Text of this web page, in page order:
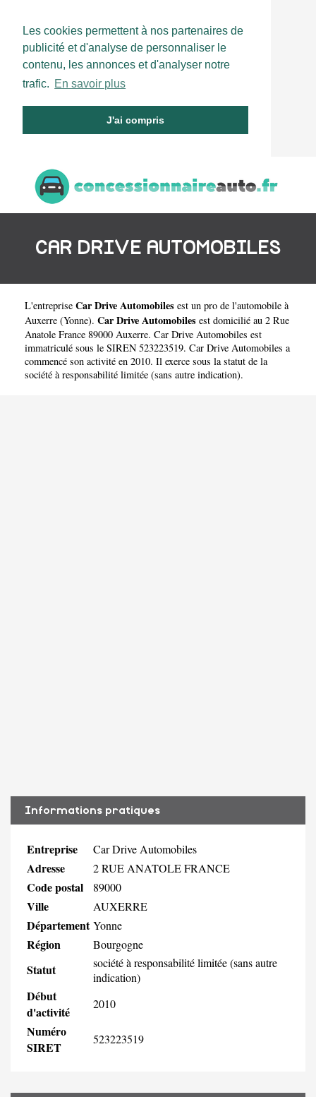
Les cookies permettent à nos partenaires de
publicité et d'analyse de personnaliser le
contenu, les annonces et d'analyser notre
trafic. En savoir plus
J'ai compris
CAR DRIVE AUTOMOBILES
L'entreprise Car Drive Automobiles est un pro de l'automobile à
Auxerre (Yonne). Car Drive Automobiles est domicilié au 2 Rue
Anatole France 89000 Auxerre. Car Drive Automobiles est
immatriculé sous le SIREN 523223519. Car Drive Automobiles a
commencé son activité en 2010. Il exerce sous la statut de la
société à responsabilité limitée (sans autre indication).
Informations pratiques
Entreprise Car Drive Automobiles
Adresse 2 RUE ANATOLE FRANCE
Code postal 89000
Ville AUXERRE
Département Yonne
Région Bourgogne
Statut
société à responsabilité limitée (sans autre
indication)
Début
d'activité
2010
Numéro
SIRET
523223519